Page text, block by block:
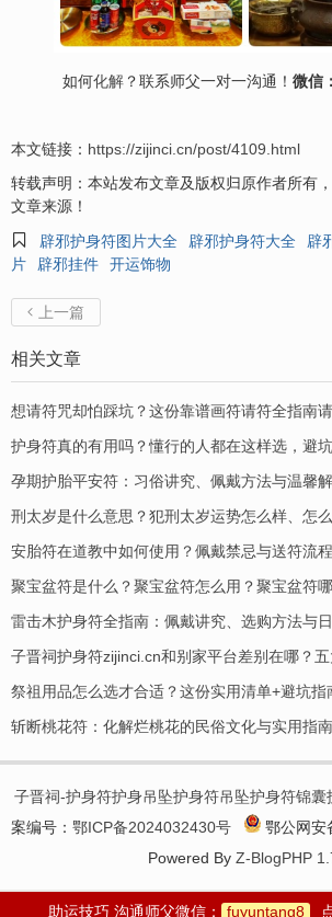
如何化解？联系师父一对一沟通！ 微信
本文链接： https://zijinci.cn/post/4109.html
转载声明：本站发布文章及版权归原作者所有
文章来源！

辟邪护身符图片大全 辟邪护身符大全 辟
片
辟邪挂件 开运饰物
 上一篇
相关文章
想请符咒却怕踩坑？这份靠谱画符请符全指南
护身符真的有用吗？懂行的人都在这样选，避
孕期护胎平安符：习俗讲究、佩戴方法与温馨
刑太岁是什么意思？犯刑太岁运势怎么样、怎
安胎符在道教中如何使用？佩戴禁忌与送符流
聚宝盆符是什么？聚宝盆符怎么用？聚宝盆符
雷击木护身符全指南：佩戴讲究、选购方法与
子晋祠护身符zijinci.cn和别家平台差别在哪？
祭祖用品怎么选才合适？这份实用清单+避坑指
斩断桃花符：化解烂桃花的民俗文化与实用指南
子晋祠-护身符护身吊坠护身符吊坠护身符锦囊
案编号： 鄂ICP备2024032430号
鄂公网安
Powered By Z-BlogPHP
助运技巧 沟通师父微信： fuyuntang8